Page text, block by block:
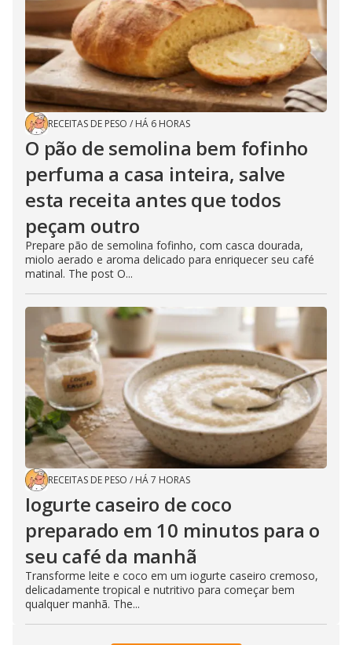
RECEITAS DE PESO / HÁ 6 HORAS
O pão de semolina bem fofinho
perfuma a casa inteira, salve
esta receita antes que todos
peçam outro
Prepare pão de semolina fofinho, com casca dourada,
miolo aerado e aroma delicado para enriquecer seu café
matinal. The post O...
RECEITAS DE PESO / HÁ 7 HORAS
Iogurte caseiro de coco
preparado em 10 minutos para o
seu café da manhã
Transforme leite e coco em um iogurte caseiro cremoso,
delicadamente tropical e nutritivo para começar bem
qualquer manhã. The...